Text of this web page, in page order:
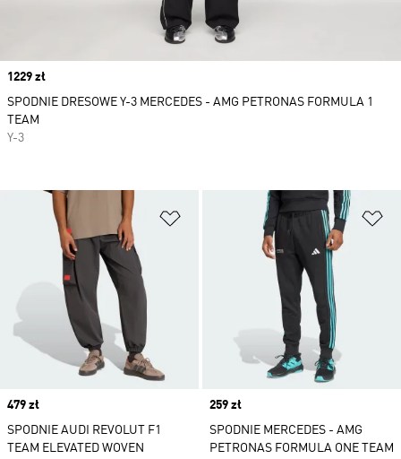
Dodaj do listy życzeń
Price
479 zł
SPODNIE AUDI REVOLUT F1
TEAM ELEVATED WOVEN
Price
259 zł
SPODNIE MERCEDES - AMG
PETRONAS FORMULA ONE TEAM
Price
1229 zł
SPODNIE DRESOWE Y-3 MERCEDES - AMG PETRONAS FORMULA 1
TEAM
Y-3